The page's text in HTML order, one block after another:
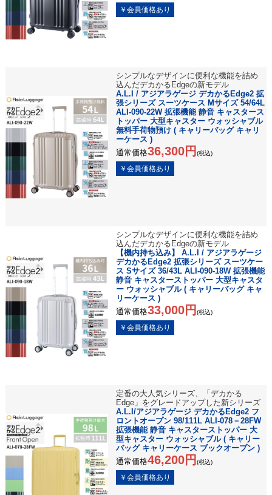
シンプルなデザインに便利な機能を詰め
込んだデカかるEdgeの新モデル
A.L.I / アジアラゲージ デカかるEdge2 拡
張シリーズ スーツケース Mサイズ 54/64L
ALI-090-22W 拡張機能 静音 キャスタース
トッパー 大型キャスター ウォッシャブル
無料手荷物預け ( キャリーバッグ キャリ
ーケース )
通常価格36,300円 (税込)
シンプルなデザインに便利な機能を詰め
込んだデカかるEdgeの新モデル
【機内持ち込み】 A.L.I / アジアラゲージ
デカかるEdge2 拡張シリーズ スーツケー
ス Sサイズ 36/43L ALI-090-18W 拡張機能
静音 キャスターストッパー 大型キャスタ
ー ウォッシャブル ( キャリーバッグ キャ
リーケース )
通常価格33,000円 (税込)
定番の大人気シリーズ、「デカかる
Edge」をグレードアップした新シリーズ
A.L.I/アジアラゲージ デカかるEdge2 フ
ロントオープン 98/111L ALI-078－28FW
拡張機能 静音 キャスターストッパー 大
型キャスター ウォッシャブル ( キャリー
バッグ キャリーケース ブックオープン )
通常価格46,200円 (税込)